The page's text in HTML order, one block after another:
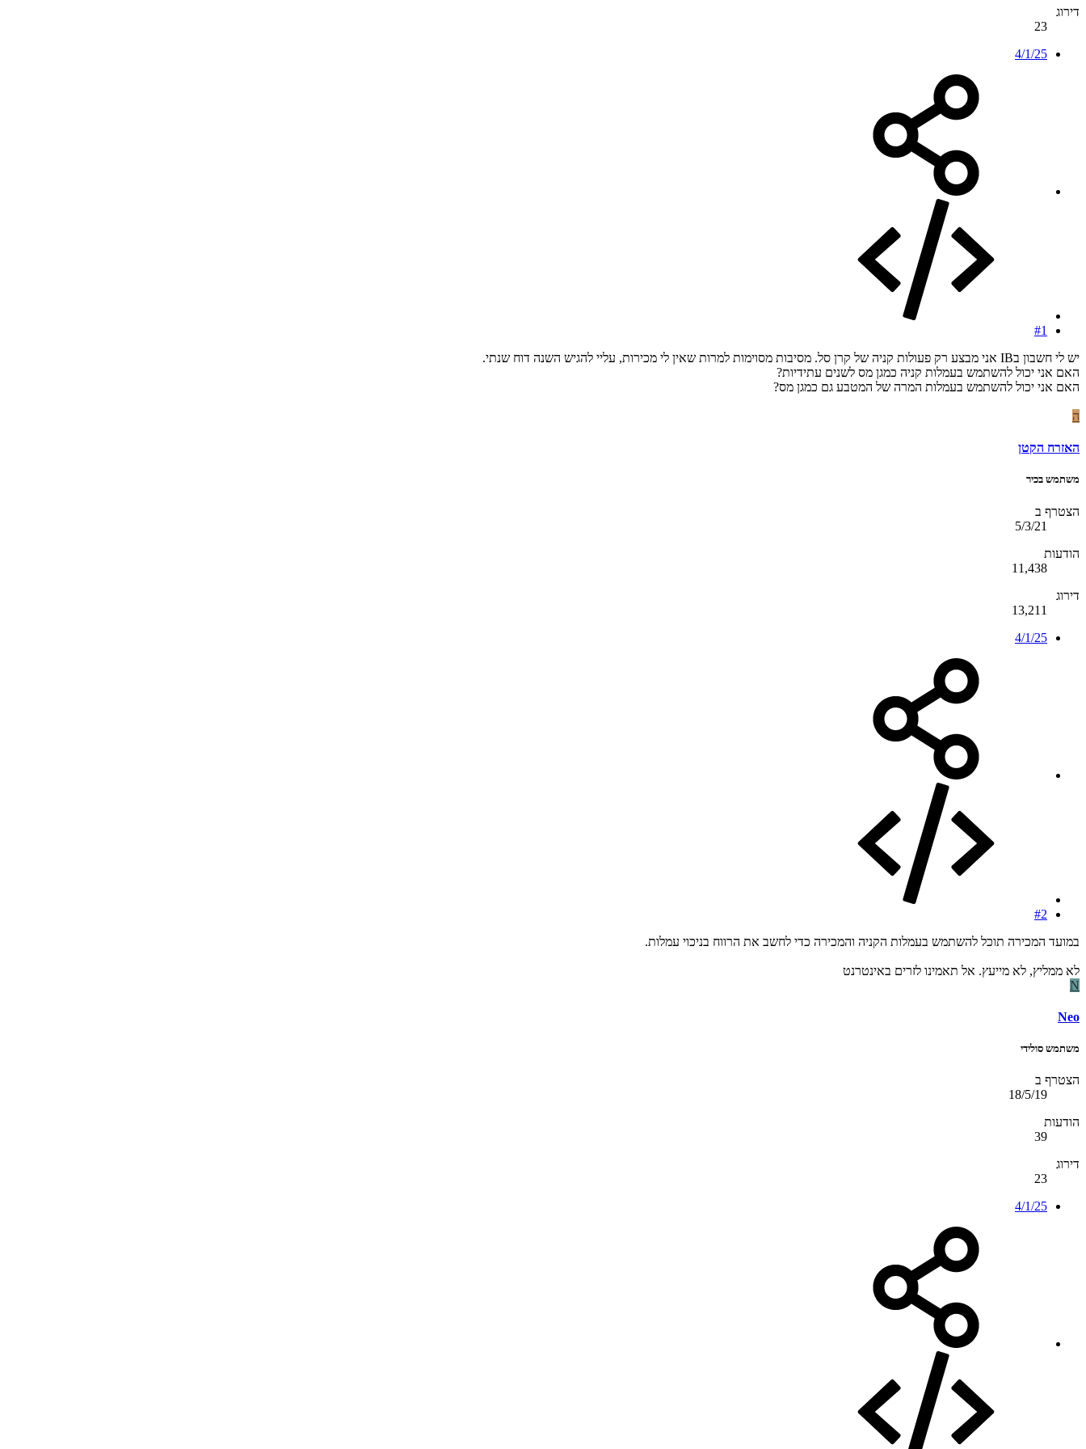
דירוג
23
4/1/25
#1
יש לי חשבון בIB אני מבצע רק פעולות קניה של קרן סל. מסיבות מסוימות למרות שאין לי מכירות, עליי להגיש השנה דוח שנתי.
האם אני יכול להשתמש בעמלות קניה כמגן מס לשנים עתידיות?
האם אני יכול להשתמש בעמלות המרה של המטבע גם כמגן מס?
ה
האזרח הקטן
משתמש בכיר
הצטרף ב
5/3/21
הודעות
11,438
דירוג
13,211
4/1/25
#2
במועד המכירה תוכל להשתמש בעמלות הקניה והמכירה כדי לחשב את הרווח בניכוי עמלות.
לא ממליץ, לא מייעץ. אל תאמינו לזרים באינטרנט
N
Neo
משתמש סולידי
הצטרף ב
18/5/19
הודעות
39
דירוג
23
4/1/25